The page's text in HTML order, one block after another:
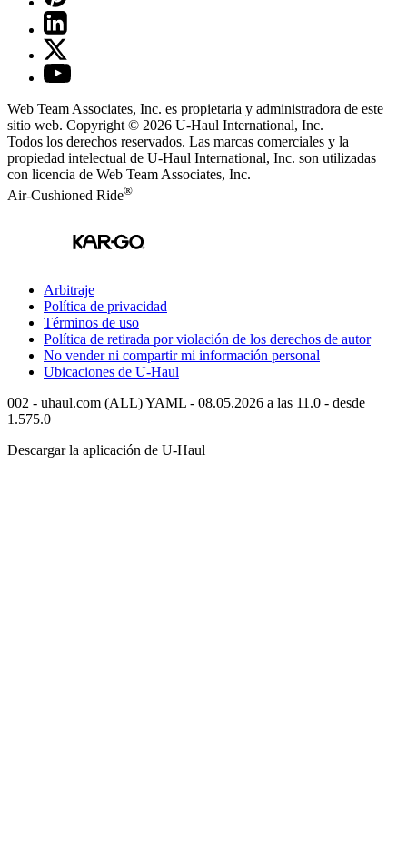
Web Team Associates, Inc. es propietaria y administradora de este
sitio web. Copyright © 2026 U-Haul International, Inc.
Todos los derechos reservados. Las marcas comerciales y la
propiedad intelectual de U-Haul International, Inc. son utilizadas
con licencia de Web Team Associates, Inc.
Air-Cushioned Ride®
Arbitraje
Política de privacidad
Términos de uso
Política de retirada por violación de los derechos de autor
No vender ni compartir mi información personal
Ubicaciones de U-Haul
002 - uhaul.com (ALL) YAML - 08.05.2026 a las 11.0 - desde
1.575.0
Descargar la aplicación de U-Haul